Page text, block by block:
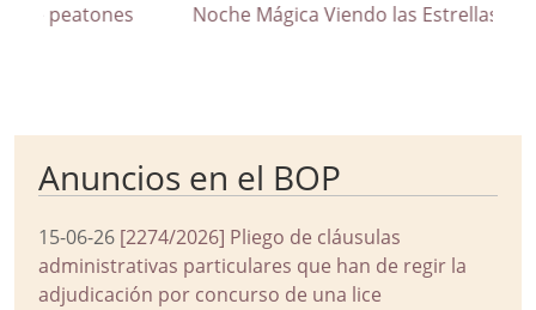
de peatones
Noche Mágica Viendo las Estrellas
Anuncios en el BOP
15-06-26 [2274/2026] Pliego de cláusulas
administrativas particulares que han de regir la
adjudicación por concurso de una lice